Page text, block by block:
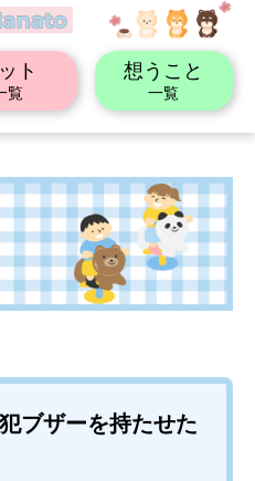
ト
覧
想うこと
一覧
ブザーを持たせた